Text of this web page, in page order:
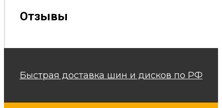
Отзывы
Быстрая доставка шин и дисков по РФ